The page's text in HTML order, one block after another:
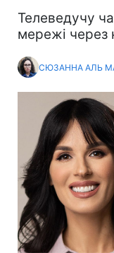
Телеведучу
мережі через
СЮЗАННА АЛЬ